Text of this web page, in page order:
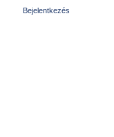
Bejelentkezés